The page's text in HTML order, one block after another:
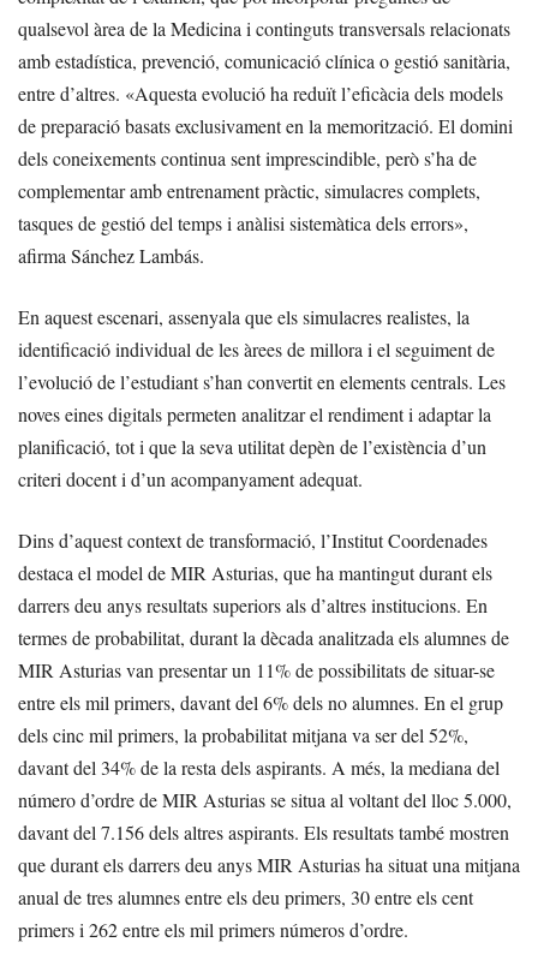
qualsevol àrea de la Medicina i continguts transversals relacionats
amb estadística, prevenció, comunicació clínica o gestió sanitària,
entre d’altres. «Aquesta evolució ha reduït l’eficàcia dels models
de preparació basats exclusivament en la memorització. El domini
dels coneixements continua sent imprescindible, però s’ha de
complementar amb entrenament pràctic, simulacres complets,
tasques de gestió del temps i anàlisi sistemàtica dels errors»,
afirma Sánchez Lambás.
En aquest escenari, assenyala que els simulacres realistes, la
identificació individual de les àrees de millora i el seguiment de
l’evolució de l’estudiant s’han convertit en elements centrals. Les
noves eines digitals permeten analitzar el rendiment i adaptar la
planificació, tot i que la seva utilitat depèn de l’existència d’un
criteri docent i d’un acompanyament adequat.
Dins d’aquest context de transformació, l’Institut Coordenades
destaca el model de MIR Asturias, que ha mantingut durant els
darrers deu anys resultats superiors als d’altres institucions. En
termes de probabilitat, durant la dècada analitzada els alumnes de
MIR Asturias van presentar un 11% de possibilitats de situar-se
entre els mil primers, davant del 6% dels no alumnes. En el grup
dels cinc mil primers, la probabilitat mitjana va ser del 52%,
davant del 34% de la resta dels aspirants. A més, la mediana del
número d’ordre de MIR Asturias se situa al voltant del lloc 5.000,
davant del 7.156 dels altres aspirants. Els resultats també mostren
que durant els darrers deu anys MIR Asturias ha situat una mitjana
anual de tres alumnes entre els deu primers, 30 entre els cent
primers i 262 entre els mil primers números d’ordre.